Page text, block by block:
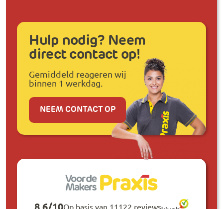
Hulp nodig? Neem
direct contact op!
Gemiddeld reageren wij
binnen 1 werkdag.
NEEM CONTACT OP
Op basis van 11122 reviews